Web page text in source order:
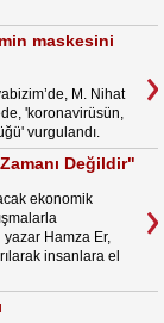
maskesini
M. Nihat
'koronavirüsün,
vurgulandı.
Değildir"
ekonomik
Hamza Er,
insanlara el